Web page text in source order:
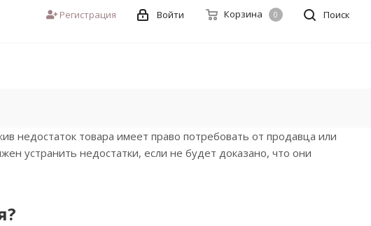
Поиск
Корзина 0
Войти
Регистрация
недостаток товара имеет право потребовать от продавца или
устранить недостатки, если не будет доказано, что они